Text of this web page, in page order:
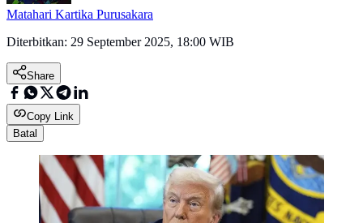
Matahari Kartika Purusakara
Diterbitkan: 29 September 2025, 18:00 WIB
Share
Copy Link
Batal